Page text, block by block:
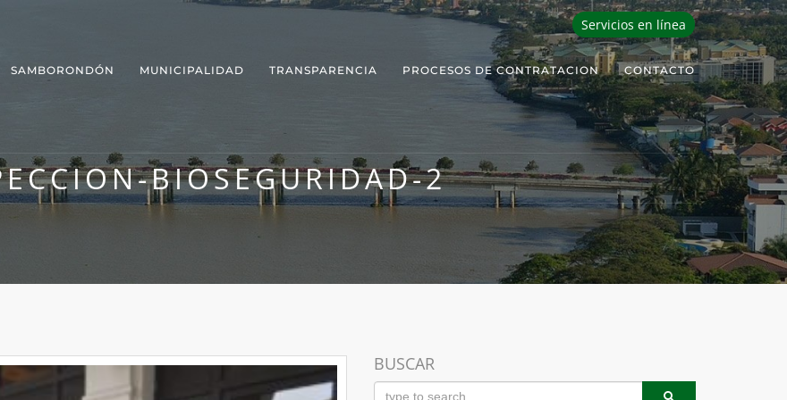
Servicios en línea
SAMBORONDÓN MUNICIPALIDAD TRANSPARENCIA PROCESOS DE CONTRATACION CONTACTO
BIOSEGURIDAD-2
BUSCAR